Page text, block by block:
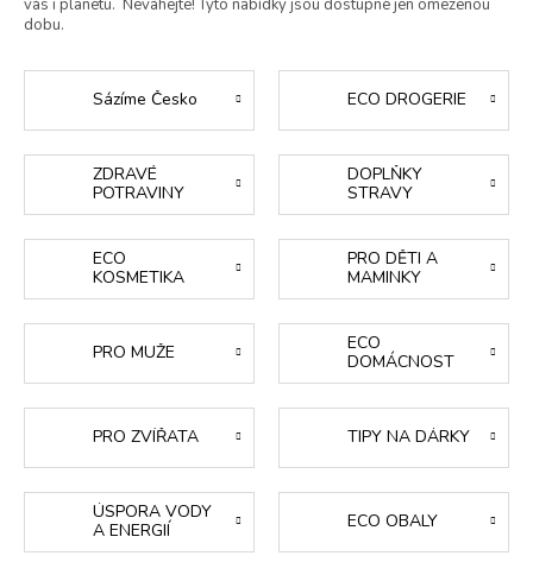
vás i planetu. Neváhejte! Tyto nabídky jsou dostupné jen omezenou
dobu.
Sázíme Česko ECO DROGERIE
ZDRAVÉ
POTRAVINY
DOPLŇKY
STRAVY
ECO
KOSMETIKA
PRO DĚTI A
MAMINKY
PRO MUŽE
ECO
DOMÁCNOST
PRO ZVÍŘATA TIPY NA DÁRKY
ÚSPORA VODY
A ENERGIÍ
ECO OBALY